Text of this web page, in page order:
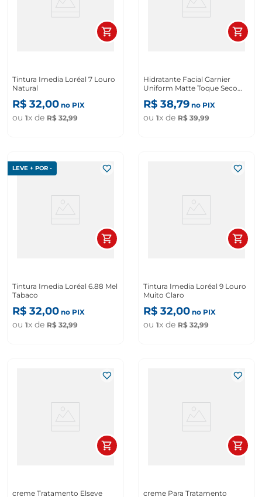
Tintura Imedia Loréal 7 Louro
Natural
R$ 32,00 no PIX
ou 1x de R$ 32,99
Hidratante Facial Garnier
Uniform Matte Toque Seco
Antimarcas 85g
R$ 38,79 no PIX
ou 1x de R$ 39,99
LEVE + POR -
Tintura Imedia Loréal 6.88 Mel
Tabaco
R$ 32,00 no PIX
ou 1x de R$ 32,99
Tintura Imedia Loréal 9 Louro
Muito Claro
R$ 32,00 no PIX
ou 1x de R$ 32,99
creme Tratamento Elseve
creme Para Tratamento